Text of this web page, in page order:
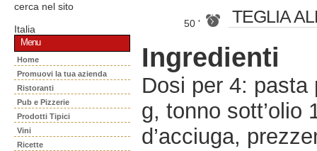
cerca nel sito
Italia
Menu
Home
Promuovi la tua azienda
Ristoranti
Pub e Pizzerie
Prodotti Tipici
Vini
Ricette
50 ' TEGLIA
Ingredienti
Dosi per 4:
g, tonno sott’olio
d’acciuga,